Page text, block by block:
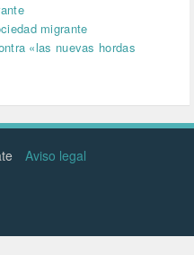
migrante
«las nuevas hordas
Aviso legal